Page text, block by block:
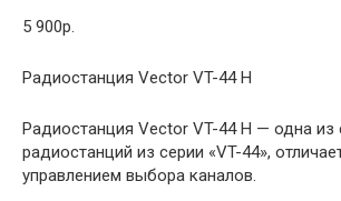
5 900р.
Радиостанция Vector VT-44 H
Радиостанция Vector VT-44 H — одна
радиостанций из серии «VT-44»,
управлением выбора каналов.